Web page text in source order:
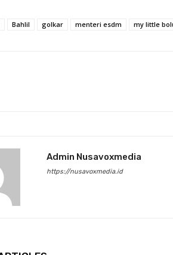
Bahlil golkar menteri esdm my little
Admin Nusavoxmedia
https://nusavoxmedia.id